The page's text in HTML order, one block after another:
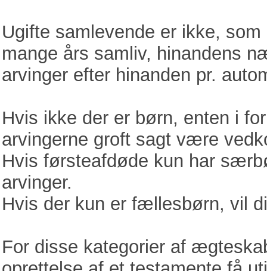
Ugifte samlevende er ikke,
mange års samliv, hinandens
arvinger efter hinanden pr.
Hvis ikke der er børn, enten i
arvingerne groft sagt være
Hvis førsteafdøde kun har
arvinger.
Hvis der kun er fællesbørn, vil
For disse kategorier af